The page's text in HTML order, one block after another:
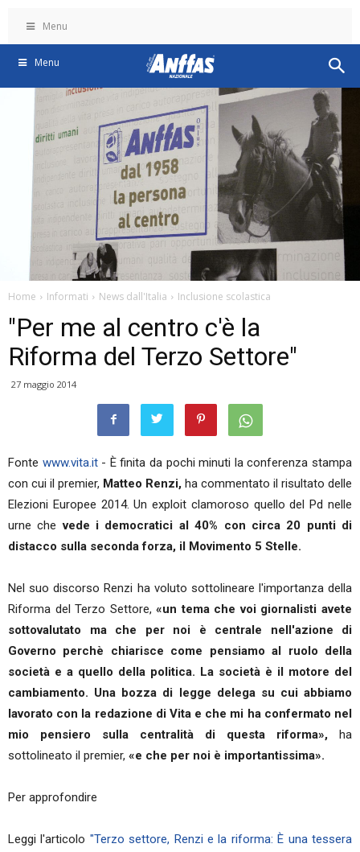
Menu
Menu
Home Informati News dall'Italia Inclusione scolastica
"Per me al centro c'è la
Riforma del Terzo Settore"
27 maggio 2014
Fonte www.vita.it- È finita da pochi minuti la conferenza stampa
con cui il premier, Matteo Renzi, ha commentato il risultato delle
Elezioni Europee 2014. Un exploit clamoroso quello del Pd nelle
urne chevede i democratici al 40% con circa 20 punti di
distacco sulla seconda forza, il Movimento 5 Stelle.
Nel suo discorso Renzi ha voluto sottolineare l'importanza della
Riforma del Terzo Settore, «un tema che voi giornalisti avete
sottovalutato ma che per noi è centrale nell'azione di
Governo perchè chiarisce come pensiamo al ruolo della
società e a quello della politica. La società è il motore del
cambiamento. Una bozza di legge delega su cui abbiamo
lavorato con la redazione di Vita e che mi ha confermato nel
mio pensiero sulla centralità di questa riforma», ha
sottolineato il premier, «e che per noi è importantissima».
Per approfondire
Leggi l'articolo "Terzo settore, Renzi e la riforma: È una tessera